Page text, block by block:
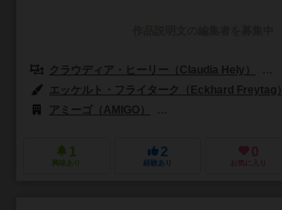
クラウディア・ヒーリー（Claudia Hely）
エッケルト・フライターク（Eckhard Freytag）
アミーゴ（AMIGO）
1
興味あり
2
経験あり
0
お気に入り